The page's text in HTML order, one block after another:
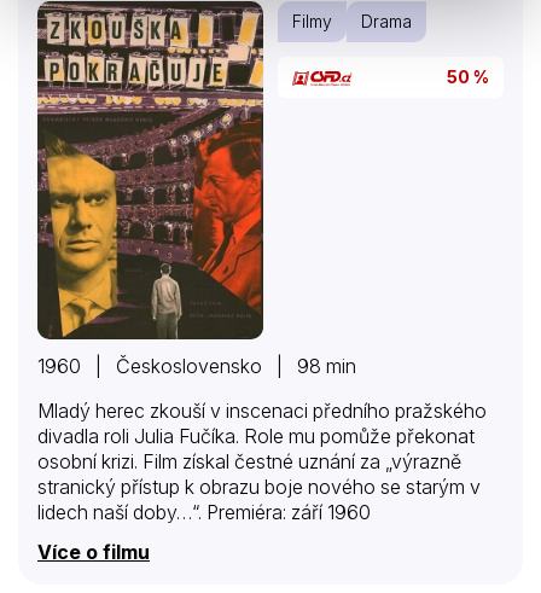
Filmy Drama
50 %
1960 | Československo | 98 min
Mladý herec zkouší v inscenaci předního pražského
divadla roli Julia Fučíka. Role mu pomůže překonat
osobní krizi. Film získal čestné uznání za „výrazně
stranický přístup k obrazu boje nového se starým v
lidech naší doby…“. Premiéra: září 1960
Více o filmu